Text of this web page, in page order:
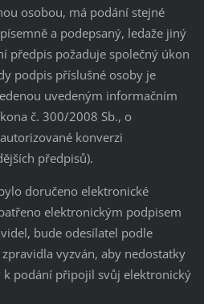
osobou, má podání stejné
a podepsaný, ledaže jiný
předpis požaduje společný úkon
podpis příslušné osoby je
uvedeným informačním
č. 300/2008 Sb., o
konverzi
předpisů).
doručeno elektronické
elektronickým podpisem
bude odesílatel podle
vyzván, aby nedostatky
podání připojil svůj elektronický